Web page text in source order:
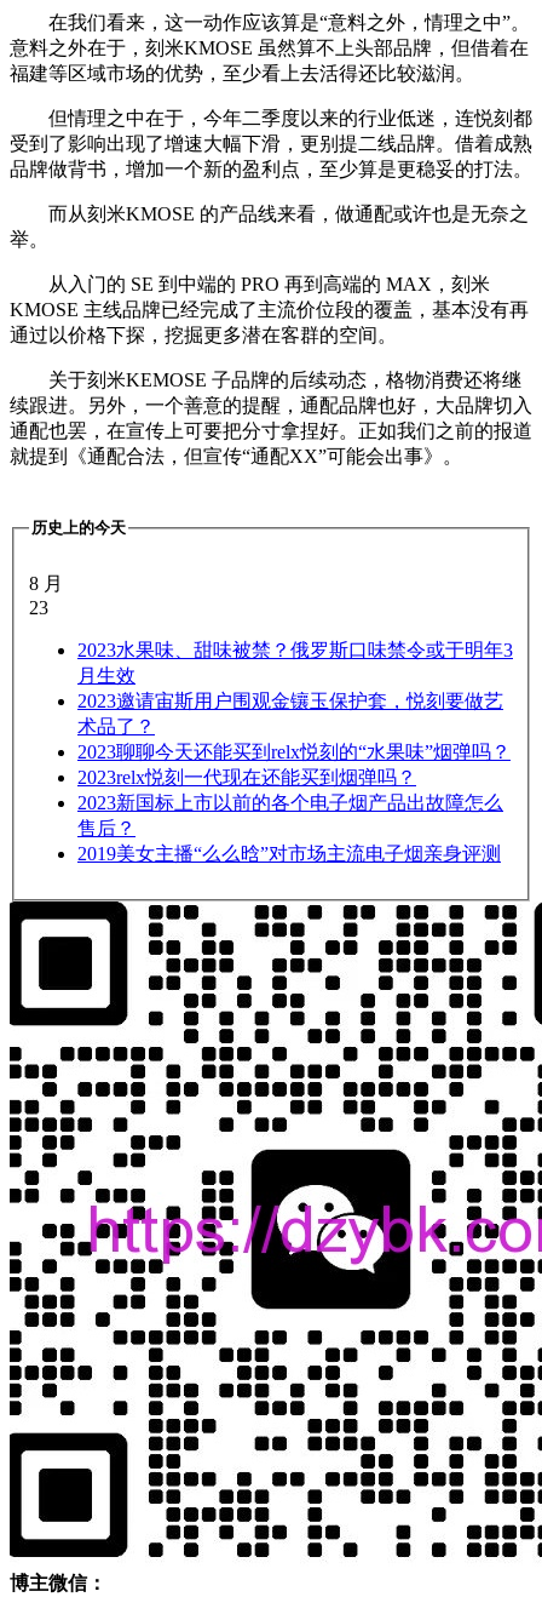
在我们看来，这一动作应该算是“意料之外，情理之中”。
意料之外在于，刻米KMOSE 虽然算不上头部品牌，但借着在
福建等区域市场的优势，至少看上去活得还比较滋润。
但情理之中在于，今年二季度以来的行业低迷，连悦刻都
受到了影响出现了增速大幅下滑，更别提二线品牌。借着成熟
品牌做背书，增加一个新的盈利点，至少算是更稳妥的打法。
而从刻米KMOSE 的产品线来看，做通配或许也是无奈之
举。
从入门的 SE 到中端的 PRO 再到高端的 MAX，刻米
KMOSE 主线品牌已经完成了主流价位段的覆盖，基本没有再
通过以价格下探，挖掘更多潜在客群的空间。
关于刻米KEMOSE 子品牌的后续动态，格物消费还将继
续跟进。另外，一个善意的提醒，通配品牌也好，大品牌切入
通配也罢，在宣传上可要把分寸拿捏好。正如我们之前的报道
就提到《通配合法，但宣传“通配XX”可能会出事》。
历史上的今天
8 月
23
2023水果味、甜味被禁？俄罗斯口味禁令或于明年3
月生效
2023邀请宙斯用户围观金镶玉保护套，悦刻要做艺
术品了？
2023聊聊今天还能买到relx悦刻的“水果味”烟弹吗？
2023relx悦刻一代现在还能买到烟弹吗？
2023新国标上市以前的各个电子烟产品出故障怎么
售后？
2019美女主播“么么晗”对市场主流电子烟亲身评测
博主微信：